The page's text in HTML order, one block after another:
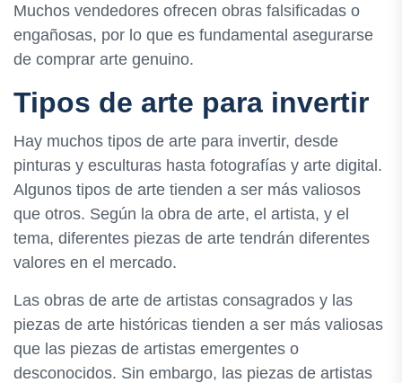
Muchos vendedores ofrecen obras falsificadas o
engañosas, por lo que es fundamental asegurarse
de comprar arte genuino.
Tipos de arte para invertir
Hay muchos tipos de arte para invertir, desde
pinturas y esculturas hasta fotografías y arte digital.
Algunos tipos de arte tienden a ser más valiosos
que otros. Según la obra de arte, el artista, y el
tema, diferentes piezas de arte tendrán diferentes
valores en el mercado.
Las obras de arte de artistas consagrados y las
piezas de arte históricas tienden a ser más valiosas
que las piezas de artistas emergentes o
desconocidos. Sin embargo, las piezas de artistas